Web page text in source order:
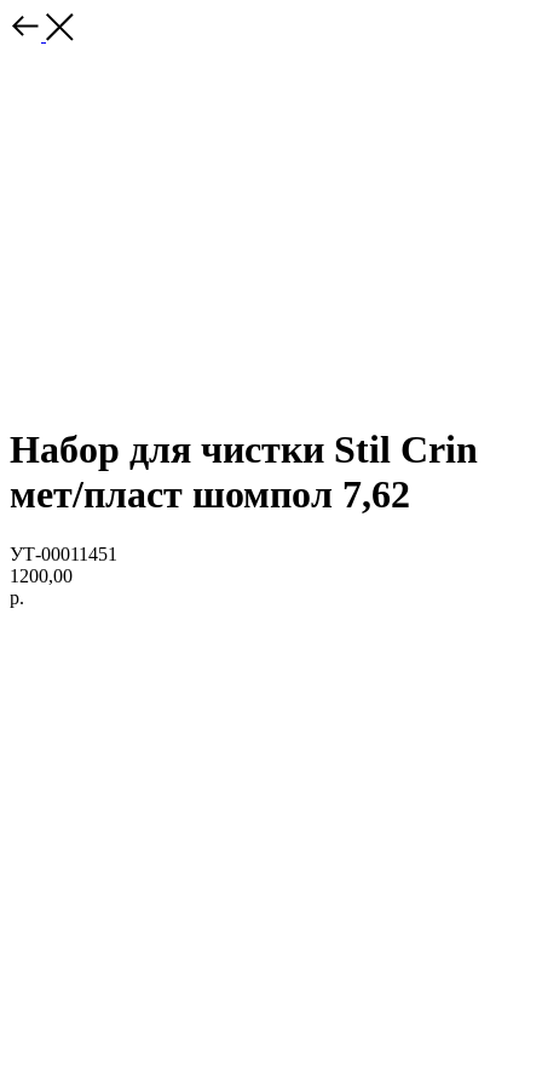
Набор для чистки Stil Crin
мет/пласт шомпол 7,62
УТ-00011451
1200,00
р.